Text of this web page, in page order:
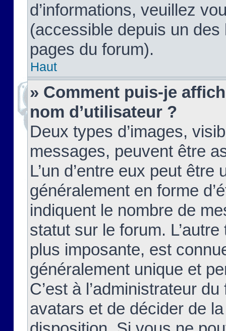
d’informations, veuillez
(accessible depuis un
pages du forum).
Haut
» Comment puis-je
nom d’utilisateur ?
Deux types d’images,
messages, peuvent être
L’un d’entre eux peut
généralement en forme
indiquent le nombre de
statut sur le forum.
plus imposante, est
généralement unique et
C’est à l’administrateur
avatars et de décider de